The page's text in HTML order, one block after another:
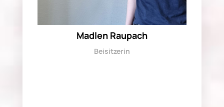
Madlen Raupach
Beisitzerin